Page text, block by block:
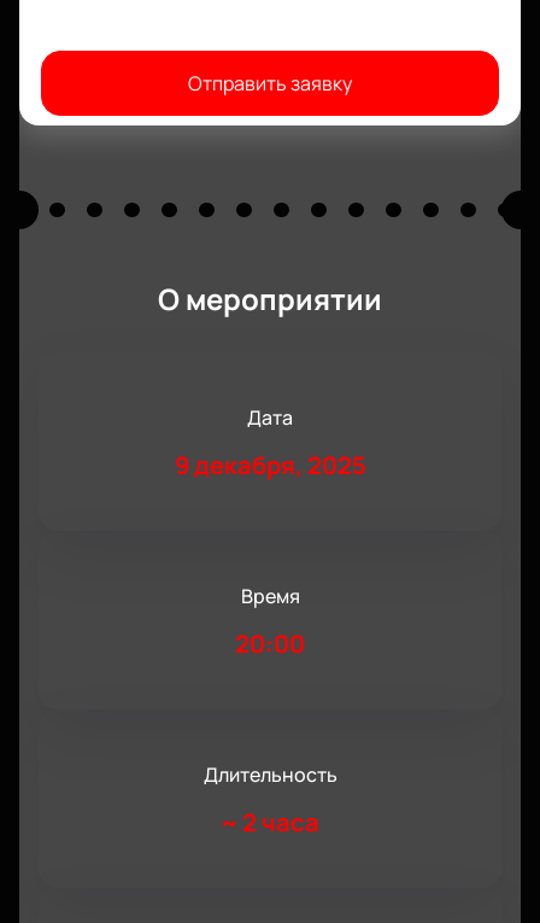
Отправить заявку
О мероприятии
Дата
9 декабря, 2025
Время
20:00
Длительность
~ 2 часа